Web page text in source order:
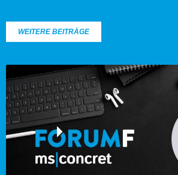
WEITERE BEITRÄGE